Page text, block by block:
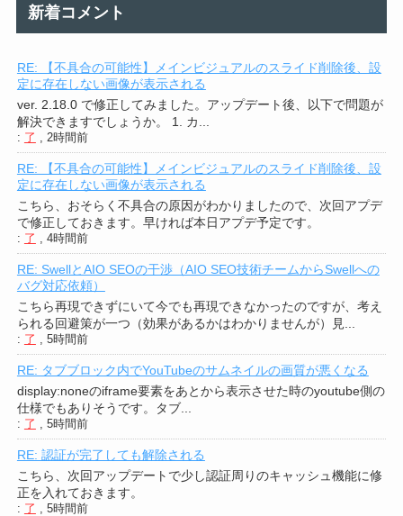
新着コメント
RE: 【不具合の可能性】メインビジュアルのスライド削除後、設
定に存在しない画像が表示される
ver. 2.18.0 で修正してみました。アップデート後、以下で問題が
解決できますでしょうか。 1. カ...
: 了 2時間前
RE: 【不具合の可能性】メインビジュアルのスライド削除後、設
定に存在しない画像が表示される
こちら、おそらく不具合の原因がわかりましたので、次回アプデ
で修正しておきます。早ければ本日アプデ予定です。
: 了 4時間前
RE: SwellとAIO SEOの干渉（AIO SEO技術チームからSwellへの
バグ対応依頼）
こちら再現できずにいて今でも再現できなかったのですが、考え
られる回避策が一つ（効果があるかはわかりませんが）見...
: 了 5時間前
RE: タブブロック内でYouTubeのサムネイルの画質が悪くなる
display:noneのiframe要素をあとから表示させた時のyoutube側の
仕様でもありそうです。タブ...
: 了 5時間前
RE: 認証が完了しても解除される
こちら、次回アップデートで少し認証周りのキャッシュ機能に修
正を入れておきます。
: 了 5時間前